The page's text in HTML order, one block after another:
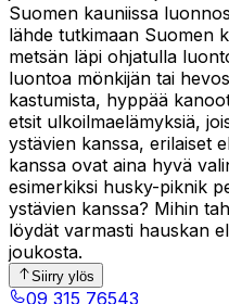
Suomen kauniissa
lähde tutkimaan Suomen
metsän läpi ohjatulla
luontoa mönkijän tai
kastumista, hyppää
etsit ulkoilmaelämyksiä,
ystävien kanssa, erilaiset
kanssa ovat aina hyvä
esimerkiksi husky-piknik
ystävien kanssa? Mihin
löydät varmasti hauskan
joukosta.
Siirry ylös
09 315 76543